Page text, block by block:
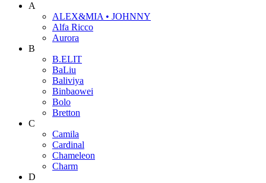
A
ALEX&MIA • JOHNNY
Alfa Ricco
Aurora
B
B.ELIT
BaLiu
Baliviya
Binbaowei
Bolo
Bretton
C
Camila
Cardinal
Chameleon
Charm
D